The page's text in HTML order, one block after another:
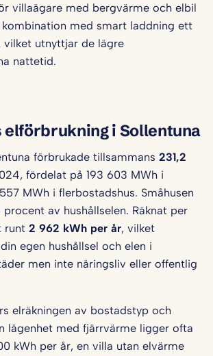
villaägare med bergvärme och elbil
med smart laddning ett
vilket utnyttjar de lägre
nattetid.
elförbrukning i Sollentuna
förbrukade tillsammans 231,2
fördelat på 193 603 MWh i
MWh i flerbostadshus. Småhusen
av hushållselen. Räknat per
runt 2 962 kWh per år, vilket
egen hushållsel och elen i
men inte näringsliv eller offentlig
elräkningen av bostadstyp och
lägenhet med fjärrvärme ligger ofta
kWh per år, en villa utan elvärme